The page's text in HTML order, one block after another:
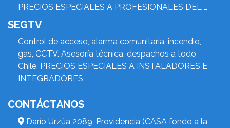
PRECIOS ESPECIALES A PROFESIONALES DEL RUBRO
SEGTV
Control de acceso, alarma comunitaria, incendio,
gas, CCTV. Asesoría técnica, despachos a todo
Chile. PRECIOS ESPECIALES A INSTALADORES E
INTEGRADORES
CONTÁCTANOS
Darío Urzúa 2089, Providencia (CASA fondo a la